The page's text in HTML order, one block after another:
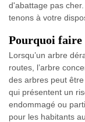
d'abattage pas
tenons à votre
Pourquoi faire
Lorsqu’un arbre
routes, l’arbre
des arbres peut
qui présentent un
endommagé ou
pour les habitants